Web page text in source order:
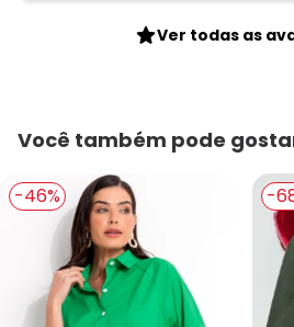
Ver todas as
Você também pode
-46% -